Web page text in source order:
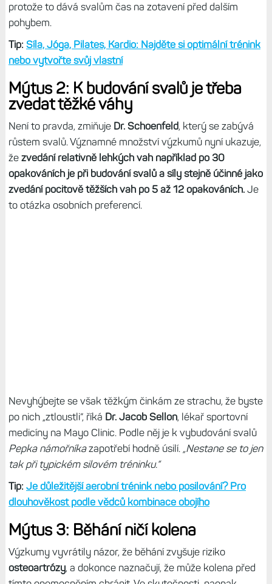
protože to dává svalům čas na zotavení před dalším
pohybem.
Tip: Síla, Jóga, Pilates, Kardio: Najděte si optimální trénink
nebo vytvořte svůj vlastní
Mýtus 2: K budování svalů je třeba
zvedat těžké váhy
Není to pravda, zmiňuje Dr. Schoenfeld, který se zabývá
růstem svalů. Významné množství výzkumů nyní ukazuje,
že zvedání relativně lehkých vah například po 30
opakováních je při budování svalů a síly stejně účinné jako
zvedání pocitově těžších vah po 5 až 12 opakováních.Je
to otázka osobních preferencí.
Nevyhýbejte se však těžkým činkám ze strachu, že byste
po nich „ztloustli“, říká Dr. Jacob Sellon, lékař sportovní
medicíny na Mayo Clinic. Podle něj je k vybudování svalů
Pepka námořníkazapotřebí hodně úsilí. „Nestane se to jen
tak při typickém silovém tréninku.“
Tip: Je důležitější aerobní trénink nebo posilování? Pro
dlouhověkost podle vědců kombinace obojího
Mýtus 3: Běhání ničí kolena
Výzkumy vyvrátily názor, že běhání zvyšuje riziko
osteoartrózy, a dokonce naznačují, že může kolena před